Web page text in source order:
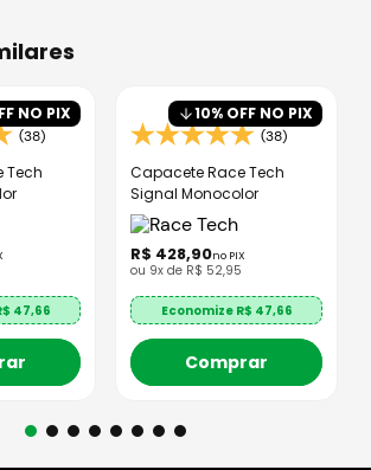
NO PIX
(38)
Tech
47,66
10% OFF NO PIX
(38)
Capacete Race Tech
Signal Monocolor
R$ 428,90no PIX
ou 9x de R$ 52,95
Economize R$ 47,66
Comprar